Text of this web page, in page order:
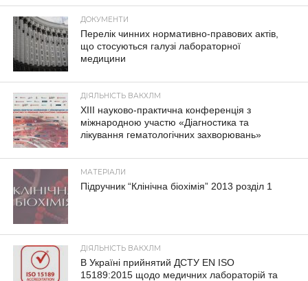
ДОКУМЕНТИ
Перелік чинних нормативно-правових актів,
що стосуються галузі лабораторної
медицини
ДІЯЛЬНІСТЬ ВАКХЛМ
XIII науково-практична конференція з
міжнародною участю «Діагностика та
лікування гематологічних захворювань»
МАТЕРІАЛИ
Підручник “Клінічна біохімія” 2013 розділ 1
ДІЯЛЬНІСТЬ ВАКХЛМ
В Україні прийнятий ДСТУ EN ISO
15189:2015 щодо медичних лабораторій та